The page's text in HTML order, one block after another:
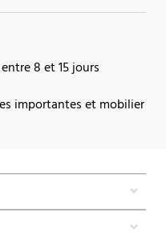
8 et 15 jours
importantes et mobilier